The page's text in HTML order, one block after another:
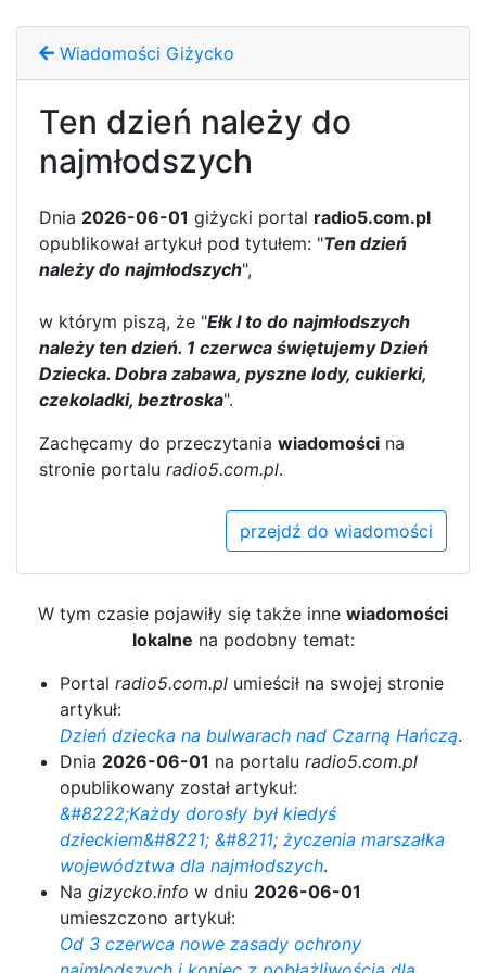
Wiadomości Giżycko
Ten dzień należy do
najmłodszych
Dnia 2026-06-01 giżycki portal radio5.com.pl
opublikował artykuł pod tytułem: "Ten dzień
należy do najmłodszych",
w którym piszą, że "Ełk I to do najmłodszych
należy ten dzień. 1 czerwca świętujemy Dzień
Dziecka. Dobra zabawa, pyszne lody, cukierki,
czekoladki, beztroska".
Zachęcamy do przeczytania wiadomości na
stronie portalu radio5.com.pl.
przejdź do wiadomości
W tym czasie pojawiły się także inne wiadomości
lokalne na podobny temat:
Portal radio5.com.pl umieścił na swojej stronie
artykuł:
Dzień dziecka na bulwarach nad Czarną Hańczą.
Dnia 2026-06-01 na portalu radio5.com.pl
opublikowany został artykuł:
&#8222;Każdy dorosły był kiedyś
dzieckiem&#8221; &#8211; życzenia marszałka
województwa dla najmłodszych.
Na gizycko.info w dniu 2026-06-01
umieszczono artykuł:
Od 3 czerwca nowe zasady ochrony